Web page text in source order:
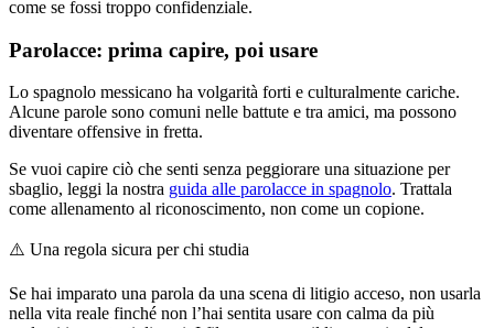
come se fossi troppo confidenziale.
Parolacce: prima capire, poi usare
Lo spagnolo messicano ha volgarità forti e culturalmente cariche.
Alcune parole sono comuni nelle battute e tra amici, ma possono
diventare offensive in fretta.
Se vuoi capire ciò che senti senza peggiorare una situazione per
sbaglio, leggi la nostra guida alle parolacce in spagnolo. Trattala
come allenamento al riconoscimento, non come un copione.
⚠️ Una regola sicura per chi studia
Se hai imparato una parola da una scena di litigio acceso, non usarla
nella vita reale finché non l’hai sentita usare con calma da più